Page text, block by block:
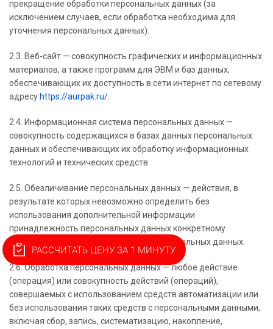
прекращение обработки персональных данных (за
исключением случаев, если обработка необходима для
уточнения персональных данных).
2.3. Веб-сайт — совокупность графических и информационных
материалов, а также программ для ЭВМ и баз данных,
обеспечивающих их доступность в сети интернет по сетевому
адресу https://aurpak.ru/
2.4. Информационная система персональных данных —
совокупность содержащихся в базах данных персональных
данных и обеспечивающих их обработку информационных
технологий и технических средств.
2.5. Обезличивание персональных данных — действия, в
результате которых невозможно определить без
использования дополнительной информации
принадлежность персональных данных конкретному
Пользователю или иному субъекту персональных данных.
2.6. Обработка персональных данных — любое действие
(операция) или совокупность действий (операций),
совершаемых с использованием средств автоматизации или
без использования таких средств с персональными данными,
включая сбор, запись, систематизацию, накопление,
РАССЧИТАТЬ ЦЕНУ ЗА 1 МИНУТУ